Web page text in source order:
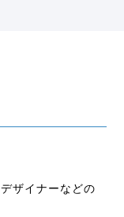
ザイナーなどの